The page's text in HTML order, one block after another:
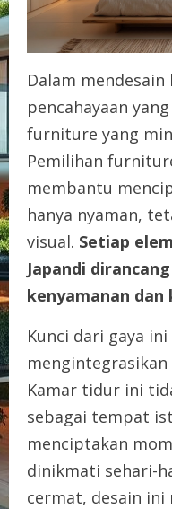
Dalam
pencahayaan
furniture yang
Pemilihan
membantu
hanya nyaman,
visual. Setiap
Japandi
kenyamanan
Kunci dari gaya
Kamar tidur ini
sebagai tempat
menciptakan
dinikmati sehari-
cermat, desain